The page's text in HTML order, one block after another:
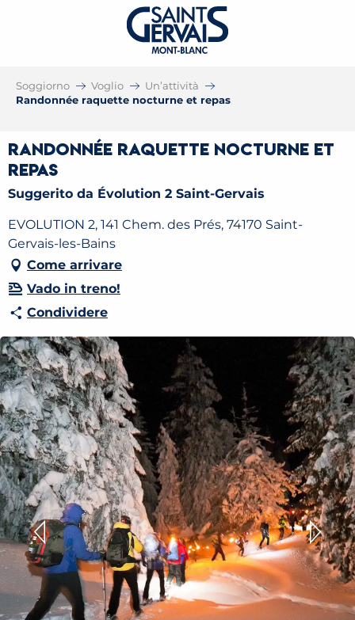
Soggiorno Voglio
Un’attività
Randonnée raquette nocturne et repas
Randonnée raquette nocturne et
repas
Suggerito da Évolution 2 Saint-Gervais
EVOLUTION 2, 141 Chem. des Prés, 74170 Saint-
Gervais-les-Bains
Come arrivare
Vado in treno!
Condividere